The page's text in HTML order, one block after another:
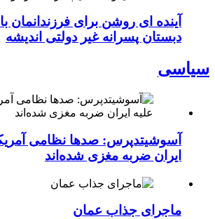
آینده ای روشن برای فرزندانمان
دبستان پسرانه غیر دولتی اندیشه
سیاسی
آسوشیتدپرس: صدها نظامی
ایران ضربه مغزی شده‌اند
ماجرای جذاب عمان